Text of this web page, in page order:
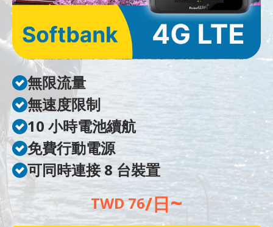
無限流量
無速度限制
10 小時電池續航
免費行動電源
可同時連接 8 台裝置
TWD 76/日~